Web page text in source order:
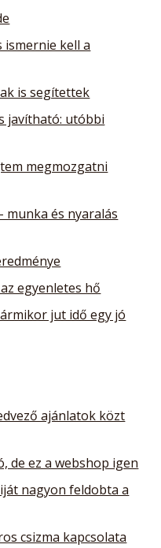
kell a
is segítettek
javítható: utóbbi
megmozgatni
munka és nyaralás
egyenletes hő
jut idő egy jó
ajánlatok közt
de ez a webshop igen
nagyon feldobta a
csizma kapcsolata